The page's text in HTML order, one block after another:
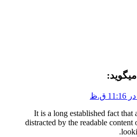
میگوید:
It is a long established fact that
distracted by the readable content